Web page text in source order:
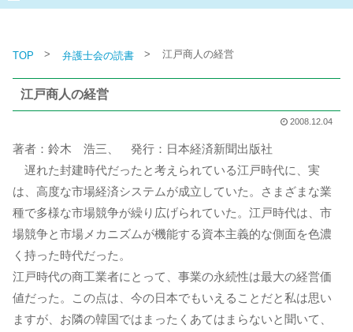
TOP > 弁護士会の読書 > 江戸商人の経営
江戸商人の経営
2008.12.04
著者：鈴木 浩三、 発行：日本経済新聞出版社
遅れた封建時代だったと考えられている江戸時代に、実
は、高度な市場経済システムが成立していた。さまざまな業
種で多様な市場競争が繰り広げられていた。江戸時代は、市
場競争と市場メカニズムが機能する資本主義的な側面を色濃
く持った時代だった。
江戸時代の商工業者にとって、事業の永続性は最大の経営価
値だった。この点は、今の日本でもいえることだと私は思い
ますが、お隣の韓国ではまったくあてはまらないと聞いて、